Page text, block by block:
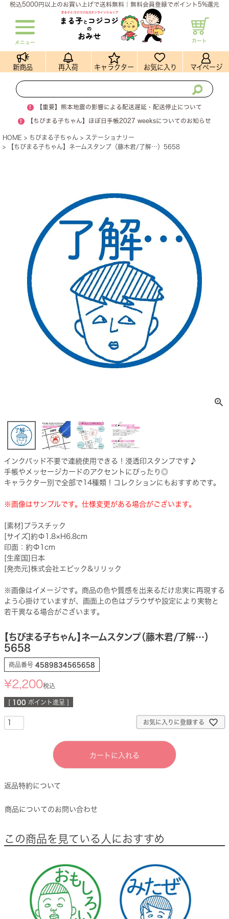
税込5000円以上のお買い上げで送料無料｜無料会員登録でポイント5%還元
メニュー カート
新商品 再入荷 キャラクター お気に入り マイページ
! 【重要】熊本地震の影響による配送遅延・配送停止について
! 【ちびまる子ちゃん】ほぼ日手帳2027 weeksについてのお知らせ
HOME ちびまる子ちゃん
ステーショナリー
【ちびまる子ちゃん】ネームスタンプ（藤木君/了解…）5658
インクパッド不要で連続使用できる！浸透印スタンプです♪
手帳やメッセージカードのアクセントにぴったり◎
キャラクター別で全部で14種類！コレクションにもおすすめです。
※画像はサンプルです。仕様変更がある場合がございます。
[素材]プラスチック
[サイズ]約Φ1.8×H6.8cm
印面：約Φ1cm
[生産国]日本
[発売元]株式会社エピック&リリック
※画像はイメージです。商品の色や質感を出来るだけ忠実に再現する
よう心掛けていますが、画面上の色はブラウザや設定により実物と
若干異なる場合がございます。
【ちびまる子ちゃん】ネームスタンプ（藤木君/了解…）
5658
商品番号 4589834565658
¥2,200税込
100 ポイント進呈 ]
お気に入りに登録する
カートに入れる
返品特約について
商品についてのお問い合わせ
この商品を見ている人におすすめ